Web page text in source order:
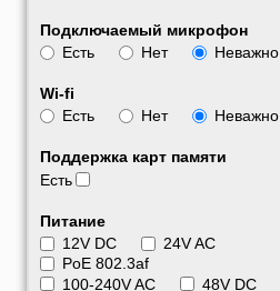
Подключаемый микрофон
Есть
Нет Неважно
Wi-fi
Есть
Нет Неважно
Поддержка карт памяти
Есть
Питание
12V DC
24V AC
PoE 802.3af
100-240V AC
48V DC